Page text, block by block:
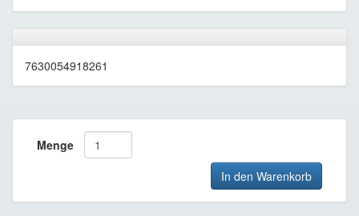
7630054918261
Menge
In den Warenkorb